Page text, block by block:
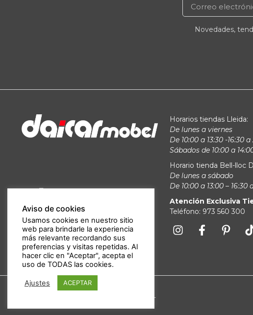
Novedades,
Horarios tiendas Lleida:
De lunes a viernes
De 10:00 a 13:30 -16:30
Sábados de 10:00 a
Horario tienda Bell-lloc
De lunes a sábado
De 10:00 a 13:00 – 16:30
Atención Exclusiva
Teléfono: 973 560 300
Derechos de autor ©2025 DAICARMOBEL
Aviso de cookies
Usamos cookies en nuestro sitio
web para brindarle la experiencia
más relevante recordando sus
preferencias y visitas repetidas. Al
hacer clic en "Aceptar", acepta el
uso de TODAS las cookies.
Ajustes ACEPTAR